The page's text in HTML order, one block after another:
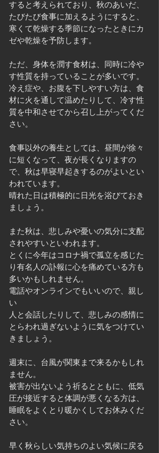
すると考えられており、秋のあいだ、
たびたび食事に加えるようにすると、
寒くて乾燥する季節になったときにカ
ゼや乾燥を予防します。
ただ、身体を潤す食材は、同時に冷や
す性質を持っていることが多いです。
冷え症や、お腹を下しやすい方は、食
材に火を通して温めたりして、冷す性
質を中和させてから召し上がってくだ
さい。
食事以外の養生としては、昼間が徐々
に短くなって、夜が長くなりますの
で、秋は早寝早起きするのがよいとい
われています。
晴れた日は積極的に日光を浴びておき
ましょう。
また秋は、悲しみや憂いの気分に支配
されやすいといわれます。
とくに今年はコロナ禍で孤立を感じた
り有名人の訃報に心を痛めている方も
多いかもしれません。
電話やオンラインでもいいので、親し
い
人と会話したりして、悲しみの感情に
とらわれ過ぎないように気をつけてい
きましょう。
週末に、台風が関東まで来るかもしれ
ません。
被害が出ないよう祈るとともに、低気
圧が接近すると体調が悪くなる方は、
睡眠をよくとり暖かくしてお休みくだ
さい。
早く秋らしい気持ちのよい気候に戻る